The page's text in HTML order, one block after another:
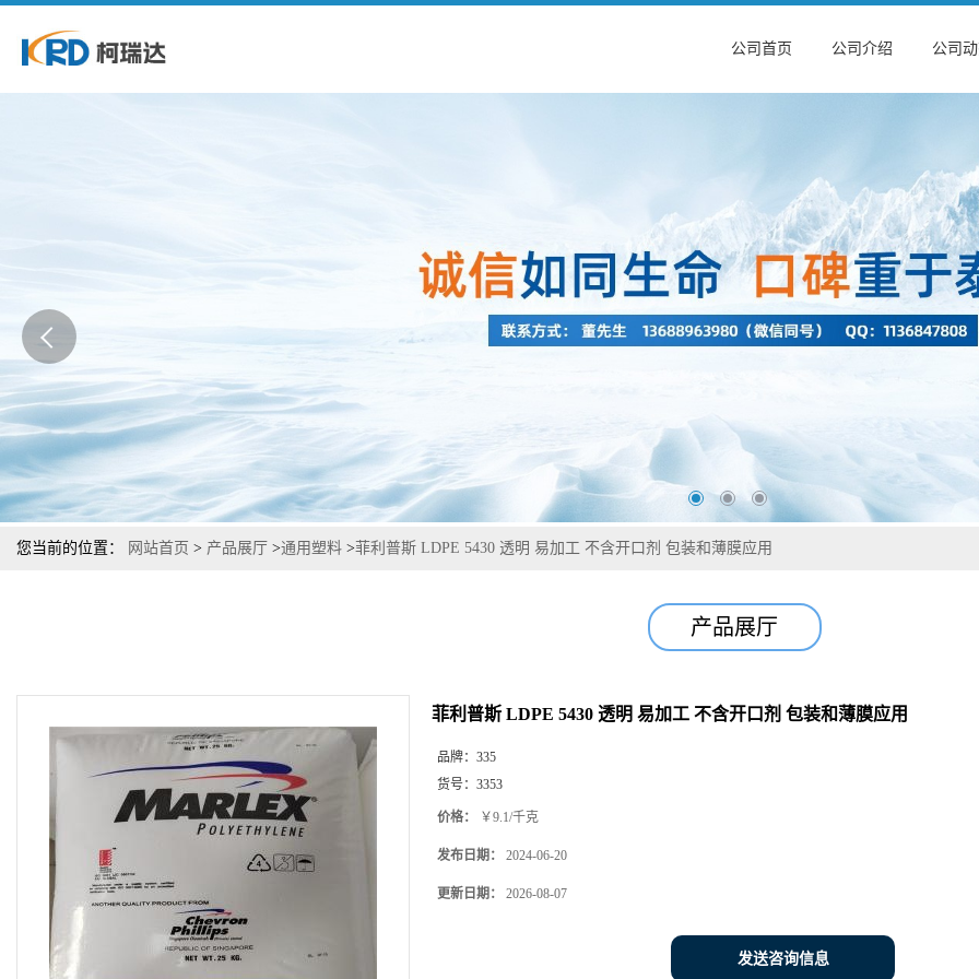
公司首页 公司介绍 公司
您当前的位置： 网站首页 > 产品展厅 >通用塑料 >菲利普斯 LDPE 5430 透明 易加工 不含开口剂 包装和薄膜应用
产品展厅
菲利普斯 LDPE 5430 透明 易加工 不含开口剂 包装和薄膜应用
品牌： 335
货号： 3353
价格： ￥9.1/千克
发布日期： 2024-06-20
更新日期： 2026-08-07
发送咨询信息